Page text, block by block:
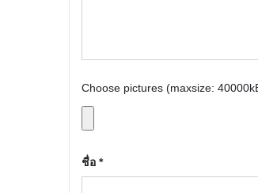
Choose pictures (maxsize:
ชื่อ *